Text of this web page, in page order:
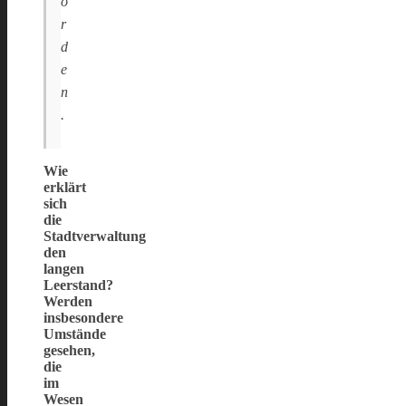
r
d
e
n
.
Wie
erklärt
sich
die
Stadtverwaltung
den
langen
Leerstand?
Werden
insbesondere
Umstände
gesehen,
die
im
Wesen